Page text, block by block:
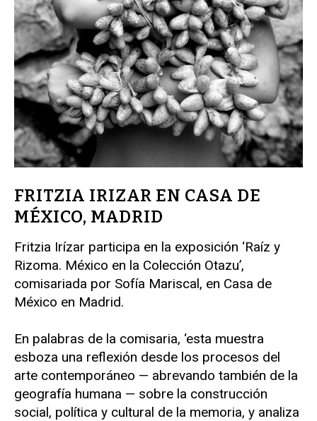
FRITZIA IRIZAR EN CASA DE
MÉXICO, MADRID
Fritzia Irízar participa en la exposición ‘Raíz y
Rizoma. México en la Colección Otazu’,
comisariada por Sofía Mariscal, en Casa de
México en Madrid.
En palabras de la comisaria, ‘esta muestra
esboza una reflexión desde los procesos del
arte contemporáneo — abrevando también de la
geografía humana — sobre la construcción
social, política y cultural de la memoria, y analiza